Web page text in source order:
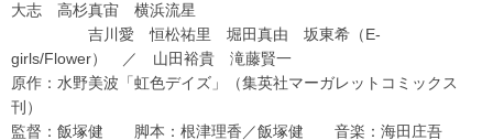
大志 高杉真宙 横浜流星
吉川愛 恒松祐里 堀田真由 坂東希（E-
girls/Flower） ／ 山田裕貴 滝藤賢一
原作：水野美波「虹色デイズ」（集英社マーガレットコミックス
刊）
監督：飯塚健 脚本：根津理香／飯塚健 音楽：海田庄吾